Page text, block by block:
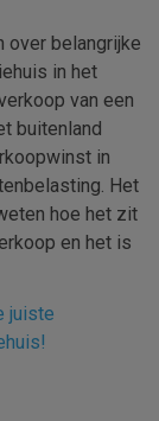
over belangrijke
in het
van een
buitenland
in
Het
hoe het zit
en het is
juiste